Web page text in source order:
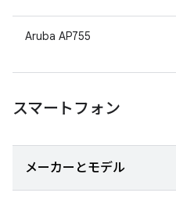
Aruba AP755
スマートフォン
メーカーとモデル